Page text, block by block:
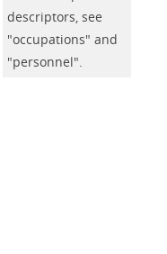
descriptors, see
"occupations" and
"personnel".